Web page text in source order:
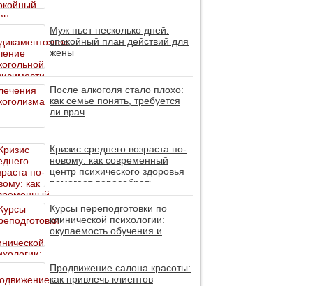
Муж пьет несколько дней:
спокойный план действий для
жены
После алкоголя стало плохо:
как семье понять, требуется
ли врач
Кризис среднего возраста по-
новому: как современный
центр психического здоровья
помогает пересобрать
личность без таблеток (методы
ДПДГ и КПТ)
Курсы переподготовки по
клинической психологии:
окупаемость обучения и
средние зарплаты
специалистов в 2026 году
Продвижение салона красоты:
как привлечь клиентов